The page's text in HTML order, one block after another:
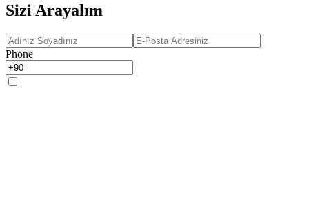
Sizi Arayalım
Phone